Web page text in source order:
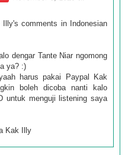
Illy's comments in Indonesian
dengar Tante Niar ngomong
ya? :)
harus pakai Paypal Kak
boleh dicoba nanti kalo
untuk menguji listening saya
Kak Illy